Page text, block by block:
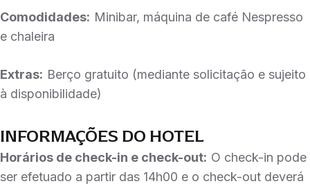
Comodidades: Minibar, máquina de café Nespresso
e chaleira
Extras: Berço gratuito (mediante solicitação e sujeito
à disponibilidade)
INFORMAÇÕES DO HOTEL
Horários de check-in e check-out: O check-in pode
ser efetuado a partir das 14h00 e o check-out deverá